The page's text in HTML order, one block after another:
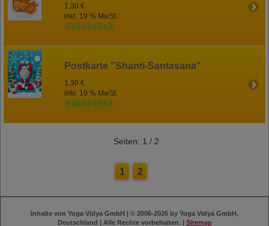
1,30 €
inkl. 19 % MwSt.
Postkarte "Shanti-Santasana"
1,30 €
inkl. 19 % MwSt.
Seiten: 1 / 2
1 2
Inhalte von Yoga Vidya GmbH | © 2006-2026 by Yoga Vidya GmbH,
Deutschland | Alle Rechte vorbehalten. | Sitemap